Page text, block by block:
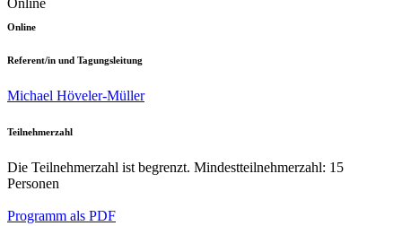
Online
Online
Referent/in und Tagungsleitung
Michael Höveler-Müller
Teilnehmerzahl
Die Teilnehmerzahl ist begrenzt. Mindestteilnehmerzahl: 15
Personen
Programm als PDF